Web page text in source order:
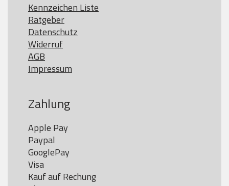
Kennzeichen Liste
Ratgeber
Datenschutz
Widerruf
AGB
Impressum
Zahlung
Apple Pay
Paypal
GooglePay
Visa
Kauf auf Rechung